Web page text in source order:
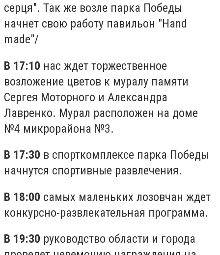
серця". Так же возле парка Победы
начнет свою работу павильон "Hand
made"/
В 17:10 нас ждет торжественное
возложение цветов к муралу памяти
Сергея Моторного и Александра
Лавренко. Мурал расположен на доме
№4 микрорайона №3.
В 17:30 в спорткомплексе парка Победы
начнутся спортивные развлечения.
В 18:00 самых маленьких лозовчан ждет
конкурсно-развлекательная программа.
В 19:30 руководство области и города